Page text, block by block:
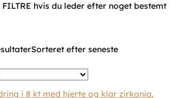
hvis du leder efter noget bestemt
Sorteret efter seneste